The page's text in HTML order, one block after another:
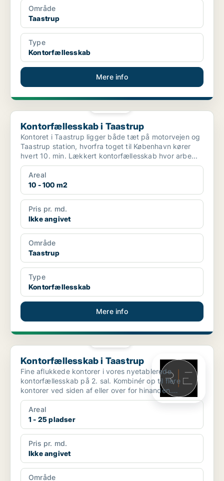
Område
Taastrup
Type
Kontorfællesskab
Mere info
Kontorfællesskab i Taastrup
Kontorfællesskab i Taastrup
Kontoret i Taastrup ligger både tæt på motorvejen og
Taastrup station, hvorfra toget til København kører
hvert 10. min. Lækkert kontorfællesskab hvor arbe...
Areal
10 - 100 m2
Pris pr. md.
Ikke angivet
Område
Taastrup
Type
Kontorfællesskab
Mere info
Kontorfællesskab i Taastrup
Kontorfællesskab i Taastrup
Fine aflukkede kontorer i vores nyetablerede
kontorfællesskab på 2. sal. Kombinér op til flere
kontorer ved siden af eller over for hinanden.
Videopræsen...
Areal
1 - 25 pladser
Pris pr. md.
Ikke angivet
Område